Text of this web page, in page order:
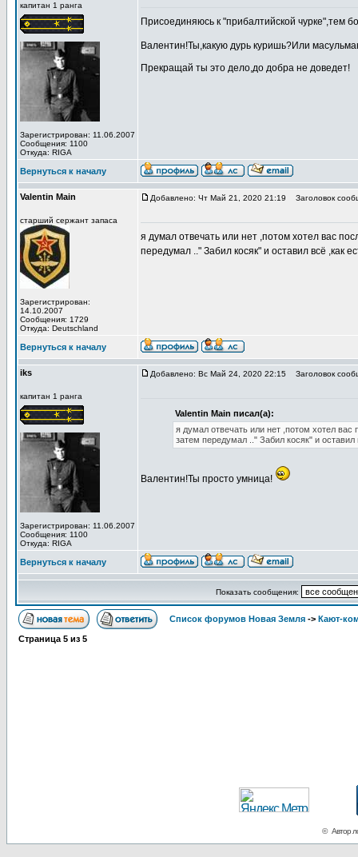
капитан 1 ранга
Зарегистрирован: 11.06.2007
Сообщения: 1100
Откуда: RIGA
Присоединяюсь к "прибалтийской чурке",тем
Валентин!Ты,какую дурь куришь?Или
Прекращай ты это дело,до добра не доведет!
Вернуться к началу
Valentin Main
старший сержант запаса
Зарегистрирован:
14.10.2007
Сообщения: 1729
Откуда: Deutschland
Добавлено: Чт Май 21, 2020 21:19 Заголовок
я думал отвечать или нет ,потом хотел вас
передумал .." Забил косяк" и оставил всё ,как
Вернуться к началу
iks
капитан 1 ранга
Зарегистрирован: 11.06.2007
Сообщения: 1100
Откуда: RIGA
Добавлено: Вс Май 24, 2020 22:15 Заголовок
Valentin Main писал(а):
я думал отвечать или нет ,потом хотел вас
затем передумал .." Забил косяк" и оставил
Валентин!Ты просто умница!
Вернуться к началу
Показать сообщения:
Список форумов Новая Земля -> Кают-
Страница 5 из 5
© Автор